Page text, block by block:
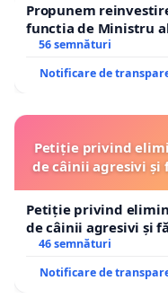
Propunem
functia de Ministru
56 semnături
Notificare de
Petiție privind
de câinii agresivi și
Petiție privind
de câinii agresivi și
46 semnături
Notificare de